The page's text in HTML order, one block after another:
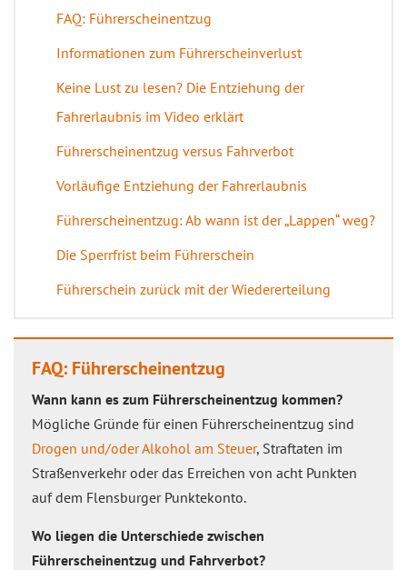
FAQ: Führerscheinentzug
Informationen zum Führerscheinverlust
Keine Lust zu lesen? Die Entziehung der
Fahrerlaubnis im Video erklärt
Führerscheinentzug versus Fahrverbot
Vorläufige Entziehung der Fahrerlaubnis
Führerscheinentzug: Ab wann ist der „Lappen“ weg?
Die Sperrfrist beim Führerschein
Führerschein zurück mit der Wiedererteilung
FAQ: Führerscheinentzug
Wann kann es zum Führerscheinentzug kommen?
Mögliche Gründe für einen Führerscheinentzug sind
Drogen und/oder Alkohol am Steuer, Straftaten im
Straßenverkehr oder das Erreichen von acht Punkten
auf dem Flensburger Punktekonto.
Wo liegen die Unterschiede zwischen
Führerscheinentzug und Fahrverbot?